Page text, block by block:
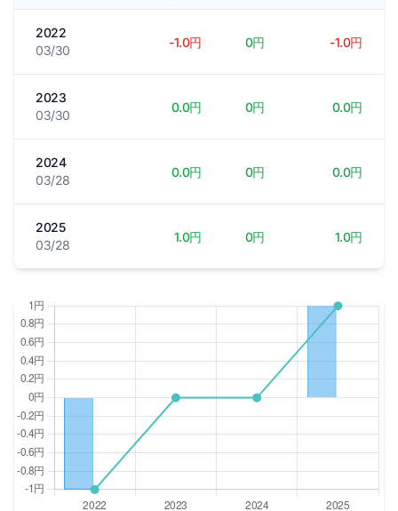
2022
03/30
-1.0円 0円 -1.0円
2023
03/30
0.0円 0円 0.0円
2024
03/28
0.0円 0円 0.0円
2025
03/28
1.0円 0円 1.0円